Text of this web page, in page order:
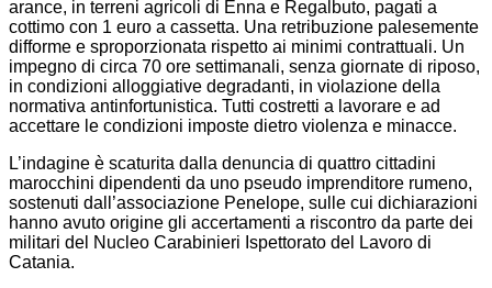
arance, in terreni agricoli di Enna e Regalbuto, pagati a
cottimo con 1 euro a cassetta. Una retribuzione palesemente
difforme e sproporzionata rispetto ai minimi contrattuali. Un
impegno di circa 70 ore settimanali, senza giornate di riposo,
in condizioni alloggiative degradanti, in violazione della
normativa antinfortunistica. Tutti costretti a lavorare e ad
accettare le condizioni imposte dietro violenza e minacce.
L’indagine è scaturita dalla denuncia di quattro cittadini
marocchini dipendenti da uno pseudo imprenditore rumeno,
sostenuti dall’associazione Penelope, sulle cui dichiarazioni
hanno avuto origine gli accertamenti a riscontro da parte dei
militari del Nucleo Carabinieri Ispettorato del Lavoro di
Catania.